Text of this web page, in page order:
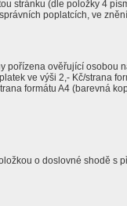
stránku (dle položky 4
poplatcích, ve
pořízena ověřující osobou
ve výši 2,- Kč/strana
formátu A4 (barevná
o doslovné shodě s